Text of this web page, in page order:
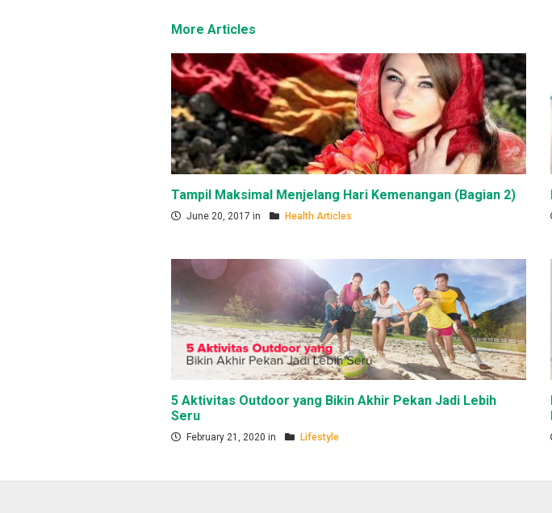
More Articles
Tampil Maksimal Menjelang Hari Kemenangan (Bagian 2)
June 20, 2017 in Health Articles
5 Aktivitas Outdoor yang Bikin Akhir Pekan Jadi Lebih
Seru
February 21, 2020 in Lifestyle